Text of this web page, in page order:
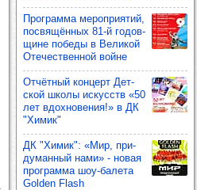
Прог­рамма мероп­ри­ятий,
пос­вя­щён­ных 81-й годов­
щине победы в Вели­кой
Оте­чес­твен­ной войне
Отчёт­ный кон­церт Дет­
ской школы искусств «50
лет вдох­но­ве­ния!» в ДК
"Химик"
ДК "Химик": «Мир, при­
ду­ман­ный нами» - новая
прог­рамма шоу‑балета
Golden Flash